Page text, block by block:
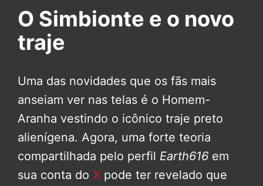
O Simbionte e o novo
traje
Uma das novidades que os fãs mais
anseiam ver nas telas é o Homem-
Aranha vestindo o icônico traje preto
alienígena. Agora, uma forte teoria
compartilhada pelo perfil Earth616 em
sua conta do X pode ter revelado que